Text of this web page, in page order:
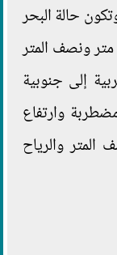
حالة البحر
متر ونصف المتر
إلى جنوبية
وارتفاع
والرياح